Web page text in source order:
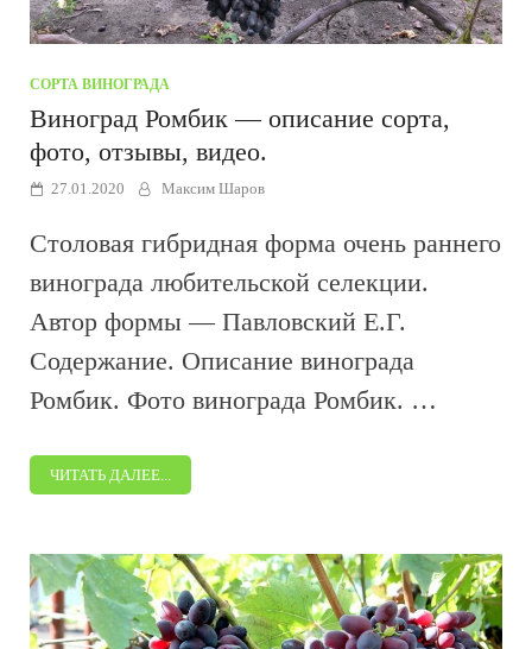
СОРТА ВИНОГРАДА
Виноград Ромбик — описание сорта,
фото, отзывы, видео.
27.01.2020 Максим Шаров
Столовая гибридная форма очень раннего
винограда любительской селекции.
Автор формы — Павловский Е.Г.
Содержание. Описание винограда
Ромбик. Фото винограда Ромбик. …
ЧИТАТЬ ДАЛЕЕ...